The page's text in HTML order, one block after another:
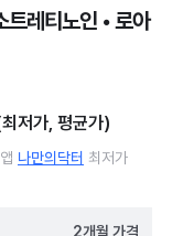
트레티노인 • 로아
저가, 평균가)
나만의닥터 최저가
2개월 가격